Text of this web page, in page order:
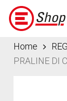
Skip
main
contentHome
PRALINE DI